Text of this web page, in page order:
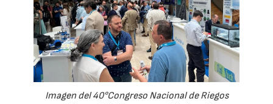
Imagen del 40°Congreso Nacional de Riegos